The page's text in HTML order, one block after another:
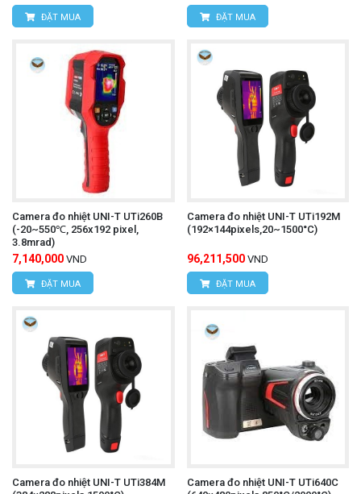
ĐẶT MUA ĐẶT MUA
Camera đo nhiệt UNI-T UTi260B
(-20~550℃, 256x192 pixel,
3.8mrad)
7,140,000 VND
ĐẶT MUA
Camera đo nhiệt UNI-T UTi192M
(192×144pixels,20~1500°C)
96,211,500 VND
ĐẶT MUA
Camera đo nhiệt UNI-T UTi384M
Camera đo nhiệt UNI-T UTi640C